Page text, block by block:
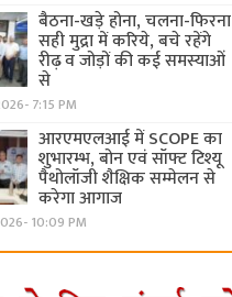
बैठना-खड़े होना, चलना-फिरना
सही मुद्रा में करिये, बचे रहेंगे
रीढ़ व जोड़ों की कई समस्याओं
से
7:15 PM
आरएमएलआई में SCOPE का
शुभारम्भ, बोन एवं सॉफ्ट टिश्यू
पैथोलॉजी शैक्षिक सम्मेलन से
करेगा आगाज
10:09 PM